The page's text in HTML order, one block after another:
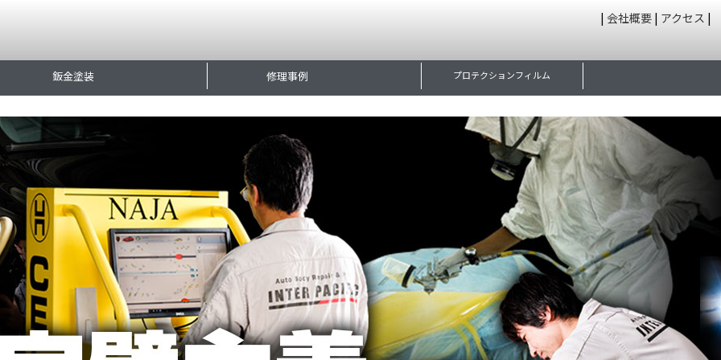
| 会社概要 | アクセス |
鈑金塗装 修理事例 プロテクションフィルム